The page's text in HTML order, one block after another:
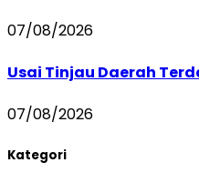
07/08/2026
Usai Tinjau Daerah
07/08/2026
Kategori